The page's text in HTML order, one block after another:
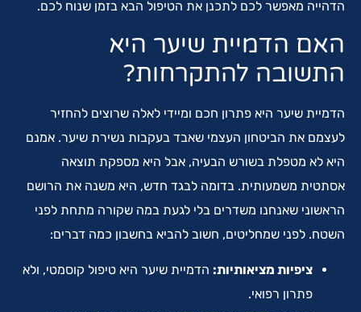
הדהייה מאפשר לכם לתכנן את הטיפול הבא בזמן שנוח לכם.
האם הדמיית שיער היא
התשובה להתקרחות?
הדמיית שיער היא פתרון חכם ומיידי לאלה שרוצים להחזיר
לעצמם את הביטחון העצמי שאבד בעקבות נשירת שיער. אמנם
היא לא מטפלת בשורש הבעיה, אבל היא מספקת תוצאה
אסתטית משמעותית. בדומה לבגד חדש, היא משנה את הרושם
הראשוני שאנחנו משדרים בלי לגעת במה שקורה מתחת לפני
השטח. לפני שמחליטים, חשוב להביא בחשבון כמה דברים:
ציפיות מציאותיות: הדמיית שיער היא טיפול קוסמטי, ולא
פתרון רפואי.